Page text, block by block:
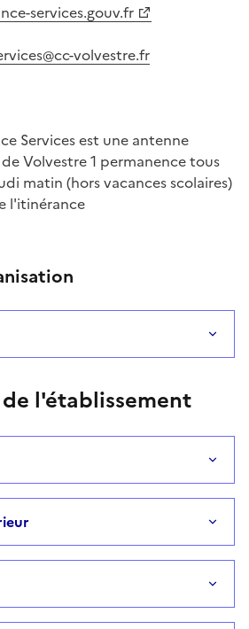
services.gouv.fr
volvestre.fr
Services est une antenne
de Volvestre 1 permanence tous
matin (hors vacances scolaires)
l'itinérance
l'établissement